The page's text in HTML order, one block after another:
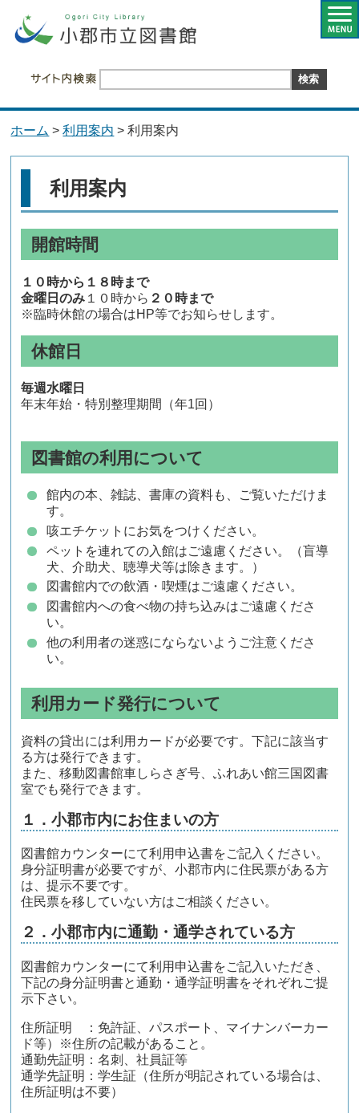
ホーム >利用案内 > 利用案内
利用案内
開館時間
１０時から１８時まで
金曜日のみ １０時から ２０時まで
※臨時休館の場合はHP等でお知らせします。
休館日
毎週水曜日
年末年始・特別整理期間（年1回）
図書館の利用について
館内の本、雑誌、書庫の資料も、ご覧いただけま
す。
咳エチケットにお気をつけください。
ペットを連れての入館はご遠慮ください。（盲導
犬、介助犬、聴導犬等は除きます。）
図書館内での飲酒・喫煙はご遠慮ください。
図書館内への食べ物の持ち込みはご遠慮くださ
い。
他の利用者の迷惑にならないようご注意くださ
い。
利用カード発行について
資料の貸出には利用カードが必要です。下記に該当す
る方は発行できます。
また、移動図書館車しらさぎ号、ふれあい館三国図書
室でも発行できます。
１．小郡市内にお住まいの方
図書館カウンターにて利用申込書をご記入ください。
身分証明書が必要ですが、小郡市内に住民票がある方
は、提示不要です。
住民票を移していない方はご相談ください。
２．小郡市内に通勤・通学されている方
図書館カウンターにて利用申込書をご記入いただき、
下記の身分証明書と通勤・通学証明書をそれぞれご提
示下さい。
住所証明 ：免許証、パスポート、マイナンバーカー
ド等）※住所の記載があること。
通勤先証明：名刺、社員証等
通学先証明：学生証（住所が明記されている場合は、
住所証明は不要）